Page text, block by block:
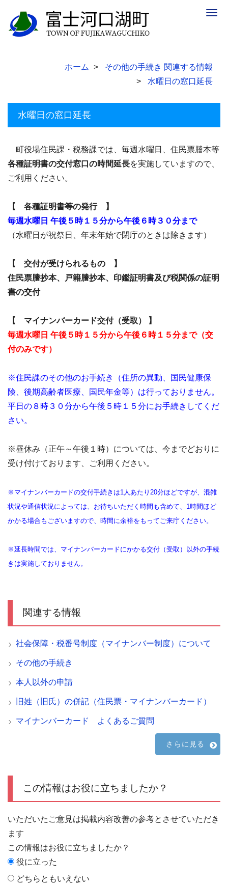
ホーム
その他の手続き 関連する情報
水曜日の窓口延長
水曜日の窓口延長
町役場住民課・税務課では、毎週水曜日、住民票謄本等
各種証明書の交付窓口の時間延長を実施していますので、
ご利用ください。
【 各種証明書等の発行 】
毎週水曜日 午後５時１５分から午後６時３０分まで
（水曜日が祝祭日、年末年始で閉庁のときは除きます）
【 交付が受けられるもの 】
住民票謄抄本、戸籍謄抄本、印鑑証明書及び税関係の証明
書の交付
【 マイナンバーカード交付（受取） 】
毎週水曜日 午後５時１５分から午後６時１５分まで（交
付のみです）
※住民課のその他のお手続き（住所の異動、国民健康保
険、後期高齢者医療、国民年金等）は行っておりません。
平日の８時３０分から午後５時１５分にお手続きしてくだ
さい。
※昼休み（正午～午後１時）については、今までどおりに
受け付けております、ご利用ください。
※マイナンバーカードの交付手続きは1人あたり20分ほどですが、混雑
状況や通信状況によっては、お待ちいただく時間も含めて、1時間ほど
かかる場合もございますので、時間に余裕をもってご来庁ください。
※延長時間では、マイナンバーカードにかかる交付（受取）以外の手続
きは実施しておりません。
関連する情報
社会保障・税番号制度（マイナンバー制度）について
その他の手続き
本人以外の申請
旧姓（旧氏）の併記（住民票・マイナンバーカード）
マイナンバーカード よくあるご質問
さらに見る
この情報はお役に立ちましたか？
いただいたご意見は掲載内容改善の参考とさせていただき
ます
この情報はお役に立ちましたか？
役に立った
どちらともいえない